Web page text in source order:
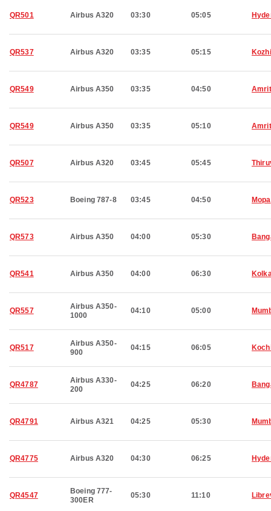
QR501 Airbus A320 03:30 05:05
QR537 Airbus A320 03:35 05:15
QR549 Airbus A350 03:35 04:50
QR549 Airbus A350 03:35 05:10
QR507 Airbus A320 03:45 05:45
QR523 Boeing 787-8 03:45 04:50 Mopa
QR573 Airbus A350 04:00 05:30
QR541 Airbus A350 04:00 06:30
QR557
Airbus A350-
1000
04:10 05:00
QR517
Airbus A350-
900
04:15 06:05
QR4787
Airbus A330-
200
04:25 06:20
QR4791 Airbus A321 04:25 05:30
QR4775 Airbus A320 04:30 06:25
QR4547
Boeing 777-
300ER
05:30 11:10